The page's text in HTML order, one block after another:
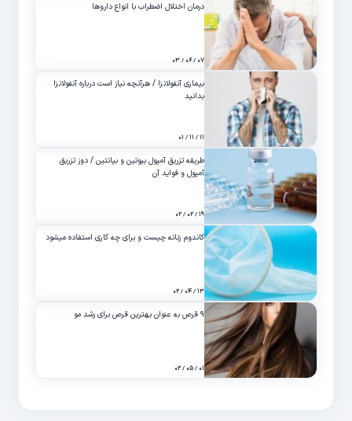
درمان اختلال اضطراب با انواع داروها
۰۷ / ۰۶ / ۰۳
بیماری آنفولانزا / هرآنچه نیاز است درباره آنفولانزا
بدانید
۱۱ / ۱۱ / ۰۱
طریقه تزریق آمپول بیوتین و بپانتین / دوز تزریق
آمپول و فواید آن
۱۹ / ۰۲ / ۰۲
کاندوم زنانه چیست و برای چه کاری استفاده میشود
۱۳ / ۰۴ / ۰۲
۹ قرص به عنوان بهترین قرص برای رشد مو
۰۱ / ۰۵ / ۰۲